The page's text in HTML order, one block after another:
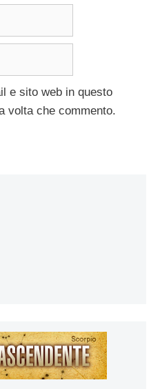
e sito web in questo
volta che commento.